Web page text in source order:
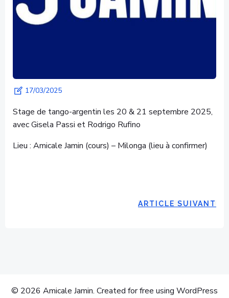
17/03/2025
Stage de tango-argentin les 20 & 21 septembre 2025,
avec Gisela Passi et Rodrigo Rufino
Lieu : Amicale Jamin (cours) – Milonga (lieu à confirmer)
ARTICLE SUIVANT
© 2026 Amicale Jamin. Created for free using WordPress